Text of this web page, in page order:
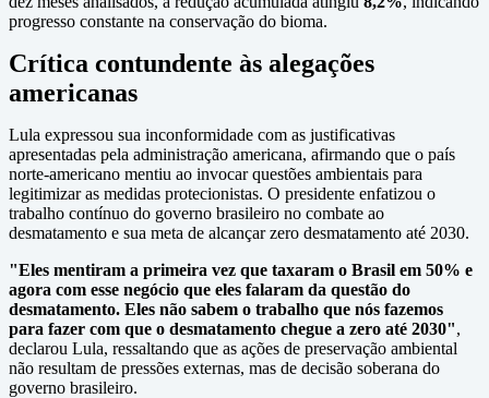
progresso constante na conservação do bioma.
Crítica contundente às alegações
americanas
Lula expressou sua inconformidade com as justificativas
apresentadas pela administração americana, afirmando que o país
norte-americano mentiu ao invocar questões ambientais para
legitimizar as medidas protecionistas. O presidente enfatizou o
trabalho contínuo do governo brasileiro no combate ao
desmatamento e sua meta de alcançar zero desmatamento até 2030.
"Eles mentiram a primeira vez que taxaram o Brasil em 50% e
agora com esse negócio que eles falaram da questão do
desmatamento. Eles não sabem o trabalho que nós fazemos
para fazer com que o desmatamento chegue a zero até 2030",
declarou Lula, ressaltando que as ações de preservação ambiental
não resultam de pressões externas, mas de decisão soberana do
governo brasileiro.